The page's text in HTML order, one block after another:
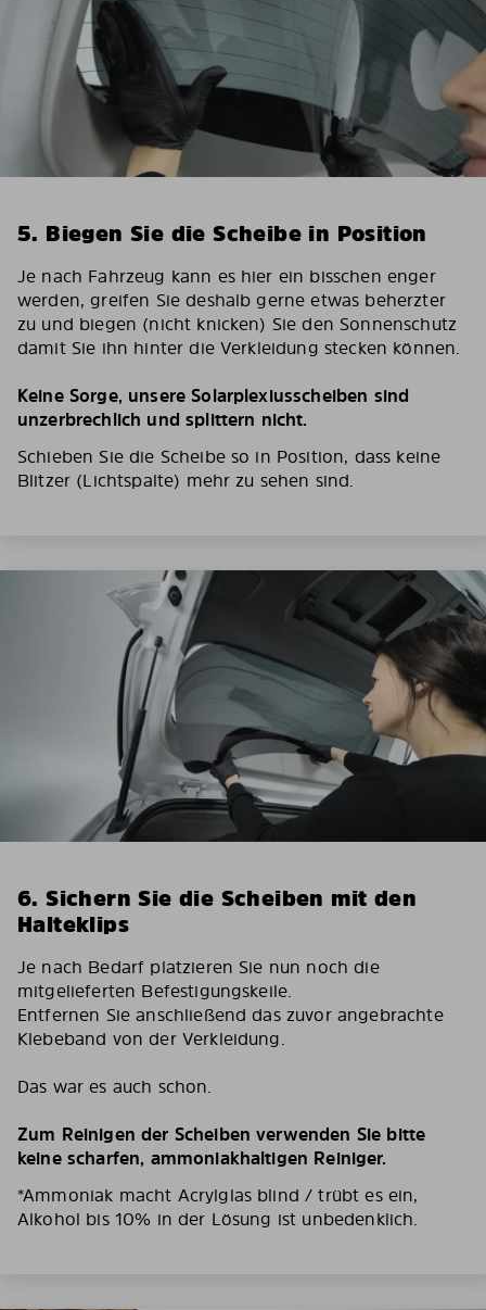
5. Biegen Sie die Scheibe in Position
Je nach Fahrzeug kann es hier ein bisschen enger
werden, greifen Sie deshalb gerne etwas beherzter
zu und biegen (nicht knicken) Sie den Sonnenschutz
damit Sie ihn hinter die Verkleidung stecken können.
Keine Sorge, unsere Solarplexiusscheiben sind
unzerbrechlich und splittern nicht.
Schieben Sie die Scheibe so in Position, dass keine
Blitzer (Lichtspalte) mehr zu sehen sind.
6. Sichern Sie die Scheiben mit den
Halteklips
Je nach Bedarf platzieren Sie nun noch die
mitgelieferten Befestigungskeile.
Entfernen Sie anschließend das zuvor angebrachte
Klebeband von der Verkleidung.
Das war es auch schon.
Zum Reinigen der Scheiben verwenden Sie bitte
keine scharfen, ammoniakhaltigen Reiniger.
*Ammoniak macht Acrylglas blind / trübt es ein,
Alkohol bis 10% in der Lösung ist unbedenklich.